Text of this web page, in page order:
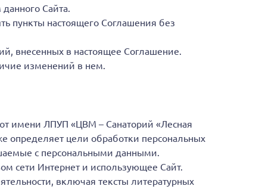
Сайта.
пункты настоящего Соглашения без
внесенных в настоящее Соглашение.
изменений в нем.
имени ЛПУП «ЦВМ – Санаторий «Лесная
определяет цели обработки персональных
с персональными данными.
сети Интернет и использующее Сайт.
включая тексты литературных